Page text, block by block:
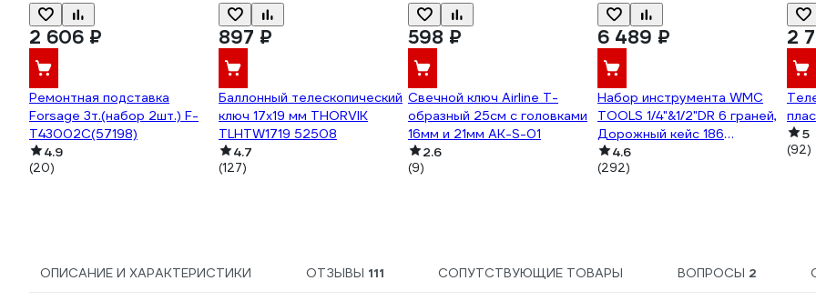
2 606 ₽
Ремонтная подставка
Forsage 3т.(набор 2шт.) F-
T43002C(57198)
4.9
(20)
897 ₽
Баллонный телескопический
ключ 17х19 мм THORVIK
TLHTW1719 52508
4.7
(127)
598 ₽
Свечной ключ Airline Т-
образный 25см с головками
16мм и 21мм AK-S-01
2.6
(9)
6 489 ₽
Набор инструмента WMC
TOOLS 1/4"&1/2"DR 6 граней,
Дорожный кейс 186
предметов WMC-
WMC186(47008)
4.6
(292)
2
5
(92)
ОПИСАНИЕ И ХАРАКТЕРИСТИКИ ОТЗЫВЫ 111 СОПУТСТВУЮЩИЕ ТОВАРЫ ВОПРОСЫ 2